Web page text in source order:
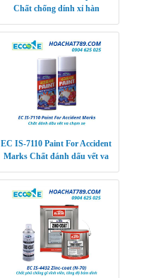
Chất chống dính xỉ hàn
EC IS-7110 Paint For Accident
Marks Chất đánh dấu vết va